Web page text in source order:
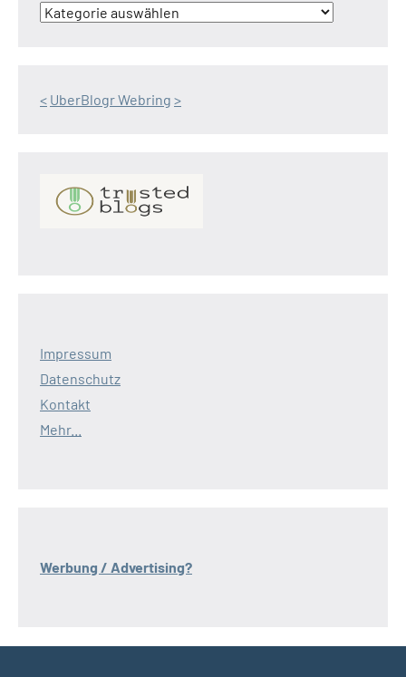
< UberBlogr Webring >
Impressum
Datenschutz
Kontakt
Mehr...
Werbung / Advertising?